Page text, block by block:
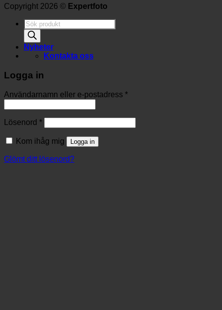
Copyright 2026 © Expertfoto
Produktsökning
Nyheter
Kontakta oss
Logga in
Användarnamn eller e-postadress *
Lösenord *
Kom ihåg mig Logga in
Glömt ditt lösenord?